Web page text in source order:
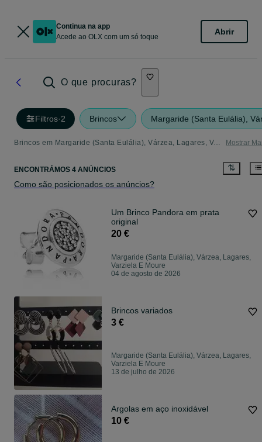
Continua na app
Acede ao OLX com um só toque
Abrir
O que procuras?
Filtros·2 Brincos Margaride (Santa Eulália),
Brincos em Margaride (Santa Eulália), Várzea, Lagares, Varziela E Moure - tudo o que precisa Mostrar
ENCONTRÁMOS 4 ANÚNCIOS
Como são posicionados os anúncios?
Um Brinco Pandora em prata
original
20 €
Margaride (Santa Eulália), Várzea, Lagares,
Varziela E Moure
04 de agosto de 2026
Brincos variados
3 €
Margaride (Santa Eulália), Várzea, Lagares,
Varziela E Moure
13 de julho de 2026
Argolas em aço inoxidável
10 €